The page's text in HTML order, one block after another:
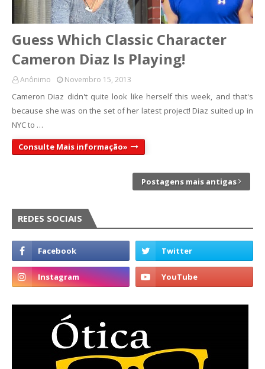
Guess Which Classic Character
Cameron Diaz Is Playing!
Anônimo Novembro 15, 2013
Cameron Diaz didn't quite look like herself this week, and that's
because she was on the set of her latest project! Diaz suited up in
NYC to …
Consulte Mais informação»
Postagens mais antigas
REDES SOCIAIS